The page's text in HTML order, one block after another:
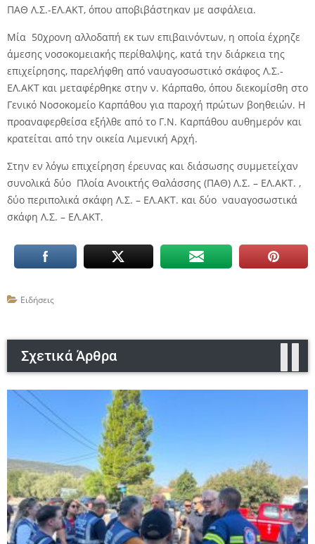
ΠΑΘ Λ.Σ.-ΕΛ.ΑΚΤ, όπου αποβιβάστηκαν με ασφάλεια.
Μία 50χρονη αλλοδαπή εκ των επιβαινόντων, η οποία έχρηζε
άμεσης νοσοκομειακής περίθαλψης, κατά την διάρκεια της
επιχείρησης, παρελήφθη από ναυαγοσωστικό σκάφος Λ.Σ.-
ΕΛ.ΑΚΤ και μεταφέρθηκε στην ν. Κάρπαθο, όπου διεκομίσθη στο
Γενικό Νοσοκομείο Καρπάθου για παροχή πρώτων βοηθειών. Η
προαναφερθείσα εξήλθε από το Γ.Ν. Καρπάθου αυθημερόν και
κρατείται από την οικεία Λιμενική Αρχή.
Στην εν λόγω επιχείρηση έρευνας και διάσωσης συμμετείχαν
συνολικά δύο Πλοία Ανοικτής Θαλάσσης (ΠΑΘ) Λ.Σ. – ΕΛ.ΑΚΤ. ,
δύο περιπολικά σκάφη Λ.Σ. – ΕΛ.ΑΚΤ. και δύο ναυαγοσωστικά
σκάφη Λ.Σ. – ΕΛ.ΑΚΤ.
Ειδήσεις
Σχετικά Άρθρα